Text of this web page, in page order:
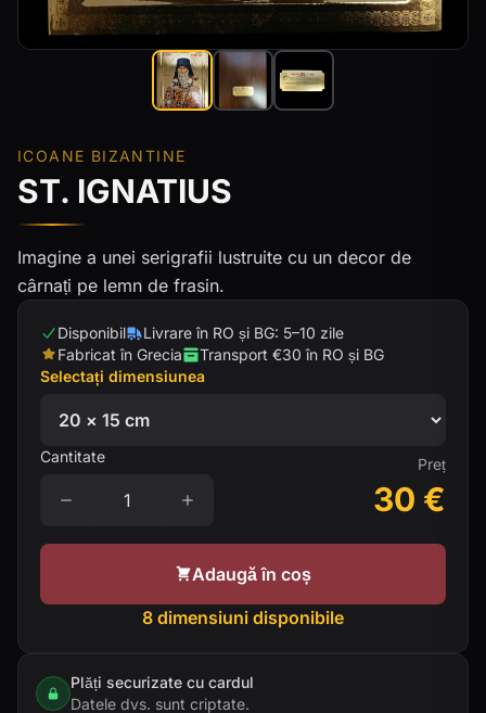
ICOANE BIZANTINE
ST. IGNATIUS
Imagine a unei serigrafii lustruite cu un decor de
cârnați pe lemn de frasin.
Disponibil
Livrare în RO și BG: 5–10 zile
Fabricat în Grecia
Transport €30 în RO și BG
Selectați dimensiunea
Cantitate Preț
30 €
Adaugă în coș
8 dimensiuni disponibile
Plăți securizate cu cardul
Datele dvs. sunt criptate.